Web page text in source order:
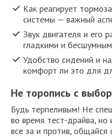
Как реагирует
системы — важный
Звук двигателя и
гладкими и
Удобство сидений и
комфорт ли это для
Не торопись с
Будь терпеливым! Не
во время тест-драйва,
все за и против, общайся